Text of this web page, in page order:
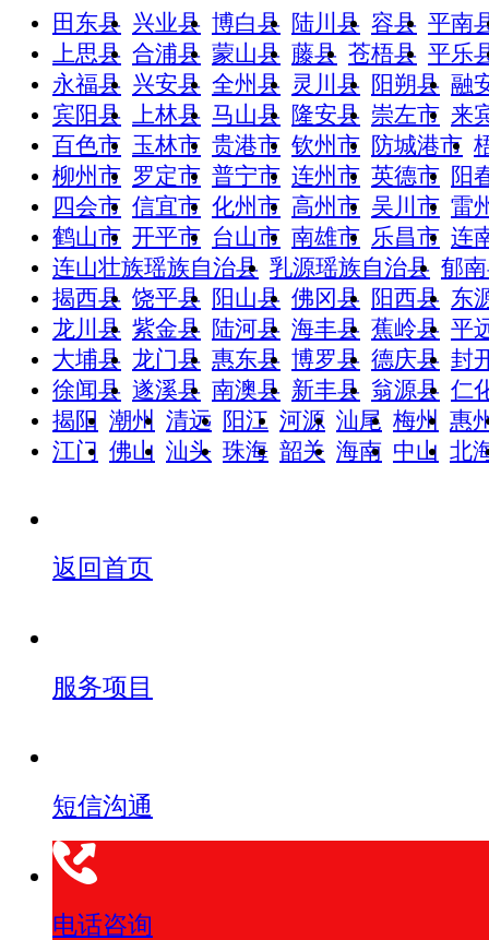
田东县 兴业县 博白县 陆川县 容县 平南
上思县 合浦县 蒙山县 藤县 苍梧县 平乐
永福县 兴安县 全州县 灵川县 阳朔县 融
宾阳县
上林县 马山县 隆安县 崇左市 来
百色市 玉林市 贵港市 钦州市 防城港市
柳州市 罗定市 普宁市 连州市 英德市 阳
四会市 信宜市 化州市 高州市 吴川市 雷
鹤山市 开平市 台山市 南雄市 乐昌市 连
连山壮族瑶族自治县 乳源瑶族自治县 郁
揭西县 饶平县 阳山县 佛冈县 阳西县 东
龙川县 紫金县 陆河县 海丰县 蕉岭县 平
大埔县 龙门县 惠东县 博罗县 德庆县 封
徐闻县 遂溪县 南澳县 新丰县 翁源县 仁
揭阳 潮州 清远 阳江 河源 汕尾 梅州 惠
江门 佛山 汕头 珠海 韶关 海南 中山 北
返回首页
服务项目
短信沟通
电话咨询